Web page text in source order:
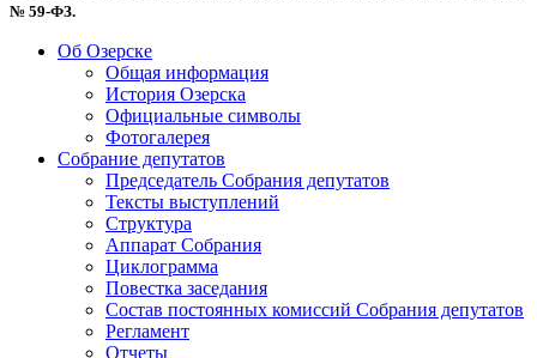
№ 59-ФЗ.
Об Озерске
Общая информация
История Озерска
Официальные символы
Фотогалерея
Собрание депутатов
Председатель Собрания депутатов
Тексты выступлений
Структура
Аппарат Собрания
Циклограмма
Повестка заседания
Состав постоянных комиссий Собрания депутатов
Регламент
Отчеты